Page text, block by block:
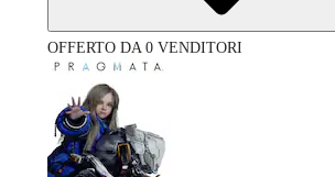
OFFERTO DA 0 VENDITORI